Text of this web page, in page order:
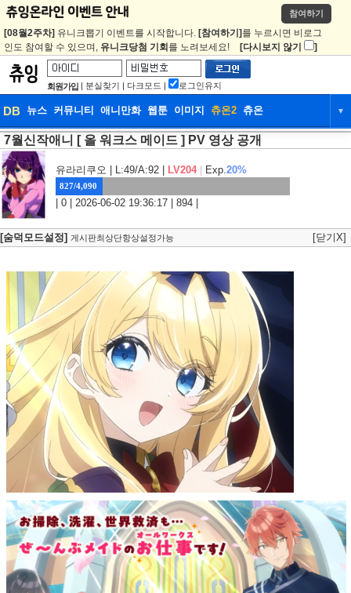
참여하기
[08월2주차] 유니크뽑기 이벤트를 시작합니다. [참여하기] 를 누르시면 비로그
인도 참여할 수 있으며, 유니크당첨 기회 를 노려보세요! [다시보지 않기 ]
회원가입 | 분실찾기 | 다크모드 | 로그인유지
DB 뉴스 커뮤니티 애니만화 웹툰 이미지 츄온2 츄온 ▼
DB 뉴스 커뮤니티
웹툰 이미지 츄온2
7월신작애니 [ 올 워크스 메이드 ] PV 영상 공개
유라리쿠오 | L:49/A:92 | LV204 Exp.20%
827/4,090
| 0 | 2026-06-02 19:36:17 | 894 |
[숨덕모드설정] 게시판최상단항상설정가능 [닫기X]